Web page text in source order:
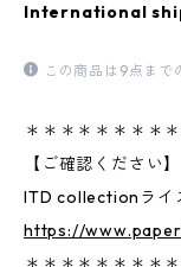
International
この商品は9点まで
＊＊＊＊＊＊＊＊
【ご確認ください】
ITD collectionライ
https://